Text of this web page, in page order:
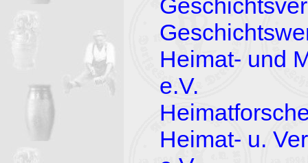
Heimat- und
e.V.
Heimat- u.